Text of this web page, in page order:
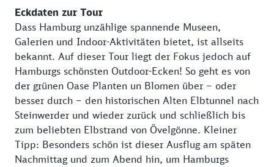
Eckdaten zur Tour
Dass Hamburg unzählige spannende Museen,
Galerien und Indoor-Aktivitäten bietet, ist allseits
bekannt. Auf dieser Tour liegt der Fokus jedoch auf
Hamburgs schönsten Outdoor-Ecken! So geht es von
der grünen Oase Planten un Blomen über – oder
besser durch – den historischen Alten Elbtunnel nach
Steinwerder und wieder zurück und schließlich bis
zum beliebten Elbstrand von Övelgönne. Kleiner
Tipp: Besonders schön ist dieser Ausflug am späten
Nachmittag und zum Abend hin, um Hamburgs